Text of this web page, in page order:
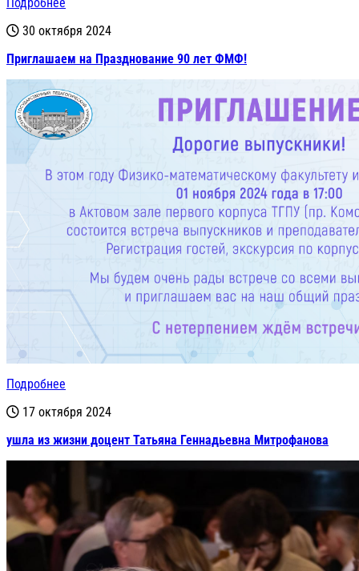
30 октября 2024
Приглашаем на Празднование 90 лет ФМФ!
Подробнее
17 октября 2024
ушла из жизни доцент Татьяна Геннадьевна Митрофанова